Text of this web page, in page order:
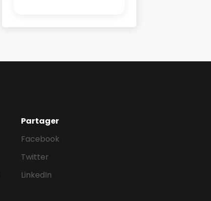
Partager
Facebook
Twitter
LinkedIn